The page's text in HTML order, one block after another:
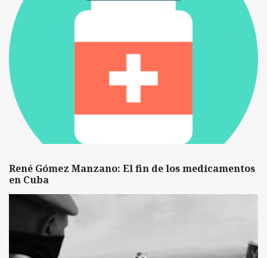
René Gómez Manzano: El fin de los medicamentos
en Cuba